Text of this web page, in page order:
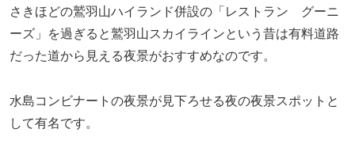
さきほどの鷲羽山ハイランド併設の「レストラン グーニ
ーズ」を過ぎると鷲羽山スカイラインという昔は有料道路
だった道から見える夜景がおすすめなのです。
水島コンビナートの夜景が見下ろせる夜の夜景スポットと
して有名です。